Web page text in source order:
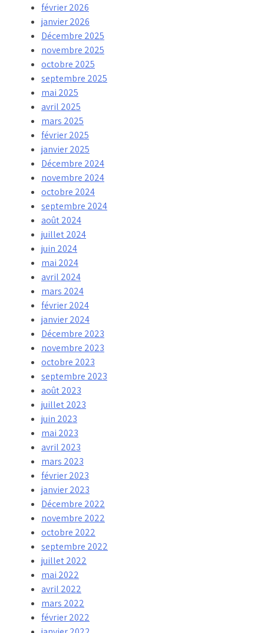
février 2026
janvier 2026
Décembre 2025
novembre 2025
octobre 2025
septembre 2025
mai 2025
avril 2025
mars 2025
février 2025
janvier 2025
Décembre 2024
novembre 2024
octobre 2024
septembre 2024
août 2024
juillet 2024
juin 2024
mai 2024
avril 2024
mars 2024
février 2024
janvier 2024
Décembre 2023
novembre 2023
octobre 2023
septembre 2023
août 2023
juillet 2023
juin 2023
mai 2023
avril 2023
mars 2023
février 2023
janvier 2023
Décembre 2022
novembre 2022
octobre 2022
septembre 2022
juillet 2022
mai 2022
avril 2022
mars 2022
février 2022